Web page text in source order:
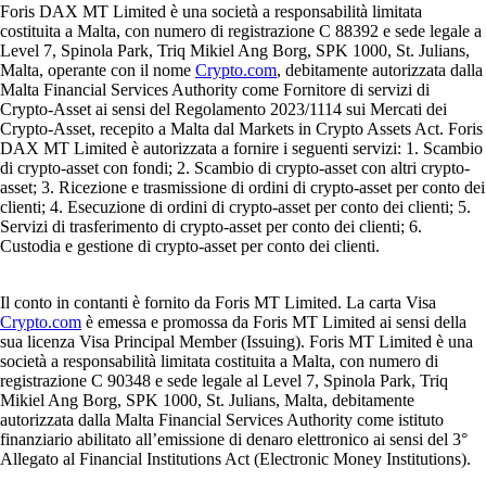
Foris DAX MT Limited è una società a responsabilità limitata
costituita a Malta, con numero di registrazione C 88392 e sede legale a
Level 7, Spinola Park, Triq Mikiel Ang Borg, SPK 1000, St. Julians,
Malta, operante con il nome Crypto.com, debitamente autorizzata dalla
Malta Financial Services Authority come Fornitore di servizi di
Crypto-Asset ai sensi del Regolamento 2023/1114 sui Mercati dei
Crypto-Asset, recepito a Malta dal Markets in Crypto Assets Act. Foris
DAX MT Limited è autorizzata a fornire i seguenti servizi: 1. Scambio
di crypto-asset con fondi; 2. Scambio di crypto-asset con altri crypto-
asset; 3. Ricezione e trasmissione di ordini di crypto-asset per conto dei
clienti; 4. Esecuzione di ordini di crypto-asset per conto dei clienti; 5.
Servizi di trasferimento di crypto-asset per conto dei clienti; 6.
Custodia e gestione di crypto-asset per conto dei clienti.
Il conto in contanti è fornito da Foris MT Limited. La carta Visa
Crypto.com è emessa e promossa da Foris MT Limited ai sensi della
sua licenza Visa Principal Member (Issuing). Foris MT Limited è una
società a responsabilità limitata costituita a Malta, con numero di
registrazione C 90348 e sede legale al Level 7, Spinola Park, Triq
Mikiel Ang Borg, SPK 1000, St. Julians, Malta, debitamente
autorizzata dalla Malta Financial Services Authority come istituto
finanziario abilitato all’emissione di denaro elettronico ai sensi del 3°
Allegato al Financial Institutions Act (Electronic Money Institutions).